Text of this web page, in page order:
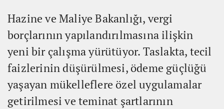
Hazine ve Maliye Bakanlığı, vergi
borçlarının yapılandırılmasına ilişkin
yeni bir çalışma yürütüyor. Taslakta, tecil
faizlerinin düşürülmesi, ödeme güçlüğü
yaşayan mükelleflere özel uygulamalar
getirilmesi ve teminat şartlarının